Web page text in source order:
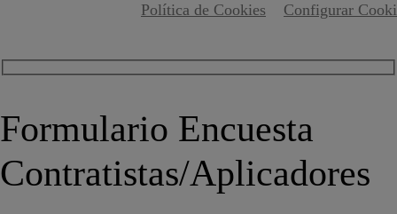
Política de Cookies Configurar
Formulario Encuesta
Contratistas/Aplicadores